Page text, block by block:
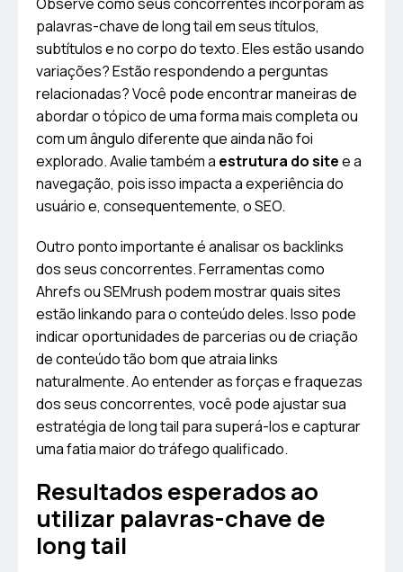
palavras-chave de long tail em seus títulos,
subtítulos e no corpo do texto. Eles estão usando
variações? Estão respondendo a perguntas
relacionadas? Você pode encontrar maneiras de
abordar o tópico de uma forma mais completa ou
com um ângulo diferente que ainda não foi
explorado. Avalie também a estrutura do sitee a
navegação, pois isso impacta a experiência do
usuário e, consequentemente, o SEO.
Outro ponto importante é analisar os backlinks
dos seus concorrentes. Ferramentas como
Ahrefs ou SEMrush podem mostrar quais sites
estão linkando para o conteúdo deles. Isso pode
indicar oportunidades de parcerias ou de criação
de conteúdo tão bom que atraia links
naturalmente. Ao entender as forças e fraquezas
dos seus concorrentes, você pode ajustar sua
estratégia de long tail para superá-los e capturar
uma fatia maior do tráfego qualificado.
Resultados esperados ao
utilizar palavras-chave de
long tail